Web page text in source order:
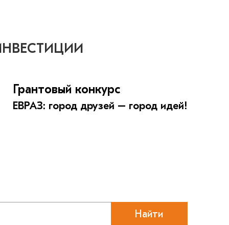
Грантовый конкурс
ЕВРАЗ: город друзей – город идей!
Найти